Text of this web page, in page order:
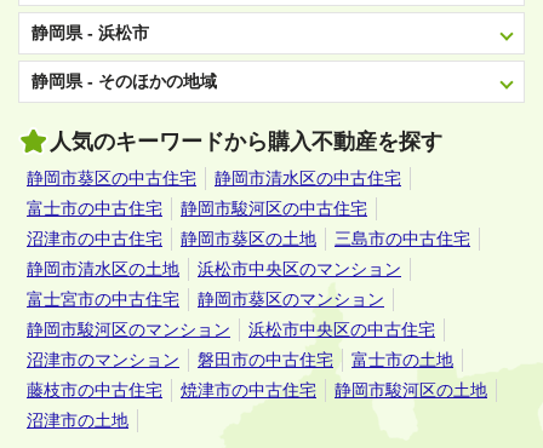
静岡県 - 浜松市
静岡県 - そのほかの地域
人気のキーワードから購入不動産を探す
静岡市葵区の中古住宅
静岡市清水区の中古住宅
富士市の中古住宅
静岡市駿河区の中古住宅
沼津市の中古住宅
静岡市葵区の土地
三島市の中古住宅
静岡市清水区の土地
浜松市中央区のマンション
富士宮市の中古住宅
静岡市葵区のマンション
静岡市駿河区のマンション
浜松市中央区の中古住宅
沼津市のマンション
磐田市の中古住宅
富士市の土地
藤枝市の中古住宅
焼津市の中古住宅
静岡市駿河区の土地
沼津市の土地